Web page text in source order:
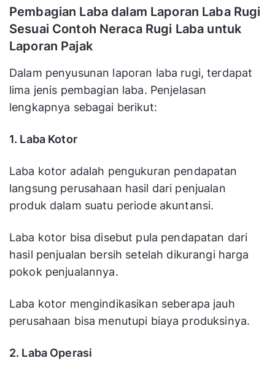
Pembagian Laba dalam Laporan Laba Rugi
Sesuai Contoh Neraca Rugi Laba untuk
Laporan Pajak
Dalam penyusunan laporan laba rugi, terdapat
lima jenis pembagian laba. Penjelasan
lengkapnya sebagai berikut:
1. Laba Kotor
Laba kotor adalah pengukuran pendapatan
langsung perusahaan hasil dari penjualan
produk dalam suatu periode akuntansi.
Laba kotor bisa disebut pula pendapatan dari
hasil penjualan bersih setelah dikurangi harga
pokok penjualannya.
Laba kotor mengindikasikan seberapa jauh
perusahaan bisa menutupi biaya produksinya.
2. Laba Operasi